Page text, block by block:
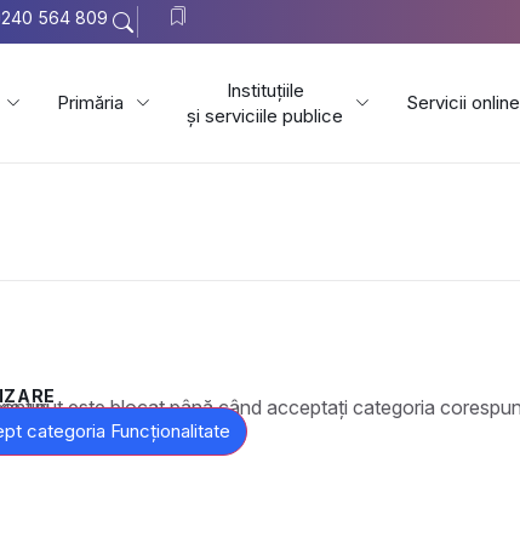
564 809
Primăria
Instituțiile
și serviciile publice
Servicii online
corespunzătoare de cookie-uri.
categoria Funcționalitate